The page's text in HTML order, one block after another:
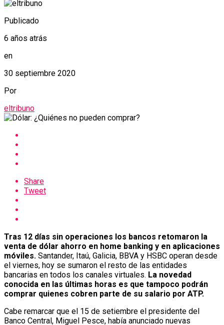
Publicado
6 años atrás
en
30 septiembre 2020
Por
eltribuno
Share
Tweet
Tras 12 días sin operaciones los bancos retomaron la
venta de dólar ahorro en home banking y en aplicaciones
móviles. Santander, Itaú, Galicia, BBVA y HSBC operan desde
el viernes, hoy se sumaron el resto de las entidades
bancarias en todos los canales virtuales. La novedad
conocida en las últimas horas es que tampoco podrán
comprar quienes cobren parte de su salario por ATP.
Cabe remarcar que el 15 de setiembre el presidente del
Banco Central, Miguel Pesce, había anunciado nuevas